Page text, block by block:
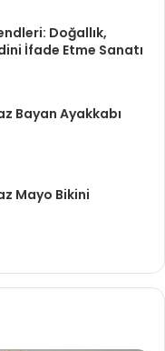
Doğallık,
İfade Etme Sanatı
Bayan Ayakkabı
Mayo Bikini